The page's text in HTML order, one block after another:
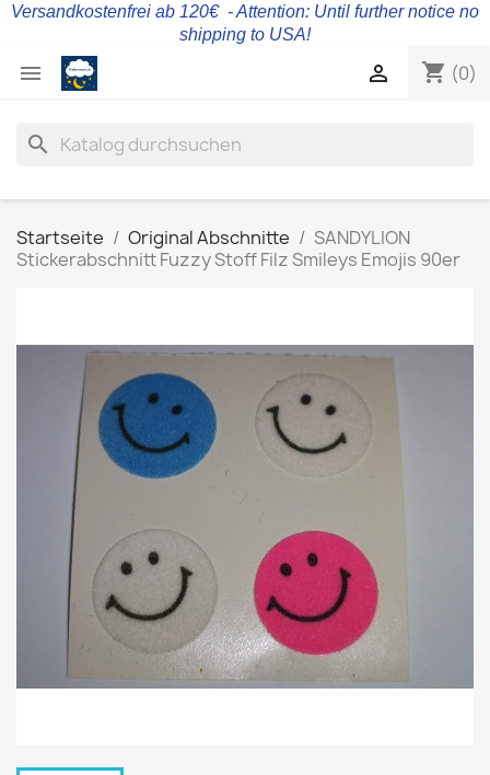
Versandkostenfrei ab 120€ - Attention: Until further notice no
shipping to USA!
 shopping_cart (0)

search
Startseite Original Abschnitte
SANDYLION
Stickerabschnitt Fuzzy Stoff Filz Smileys Emojis 90er